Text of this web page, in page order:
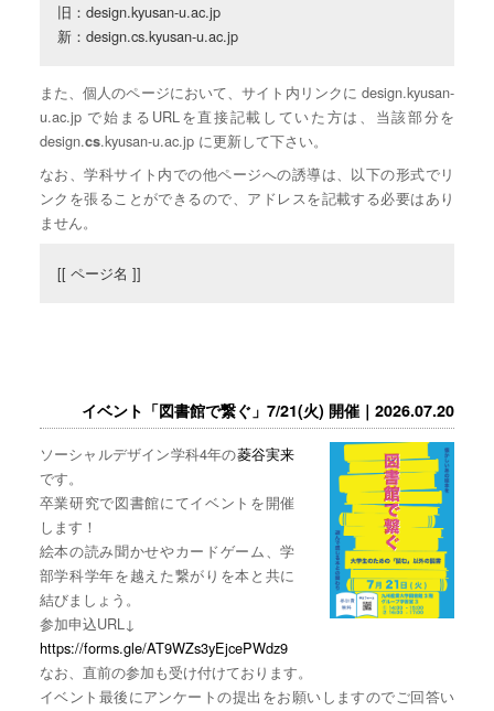
旧：design.kyusan-u.ac.jp
新：design.cs.kyusan-u.ac.jp
また、個人のページにおいて、サイト内リンクに design.kyusan-
u.ac.jp で始まるURLを直接記載していた方は、当該部分を
design.cs.kyusan-u.ac.jp に更新して下さい。
なお、学科サイト内での他ページへの誘導は、以下の形式でリ
ンクを張ることができるので、アドレスを記載する必要はあり
ません。
[[ ページ名 ]]
イベント「図書館で繋ぐ」7/21(火) 開催｜2026.07.20
ソーシャルデザイン学科4年の菱谷実来
です。
卒業研究で図書館にてイベントを開催
します！
絵本の読み聞かせやカードゲーム、学
部学科学年を越えた繋がりを本と共に
結びましょう。
参加申込URL↓
https://forms.gle/AT9WZs3yEjcePWdz9
なお、直前の参加も受け付けております。
イベント最後にアンケートの提出をお願いしますのでご回答い